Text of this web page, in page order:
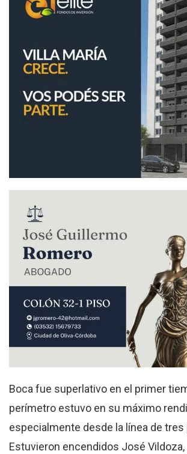
Boca fue superlativo en el primer
perímetro estuvo en su máximo
especialmente desde la línea de
Estuvieron encendidos José Vildoza,